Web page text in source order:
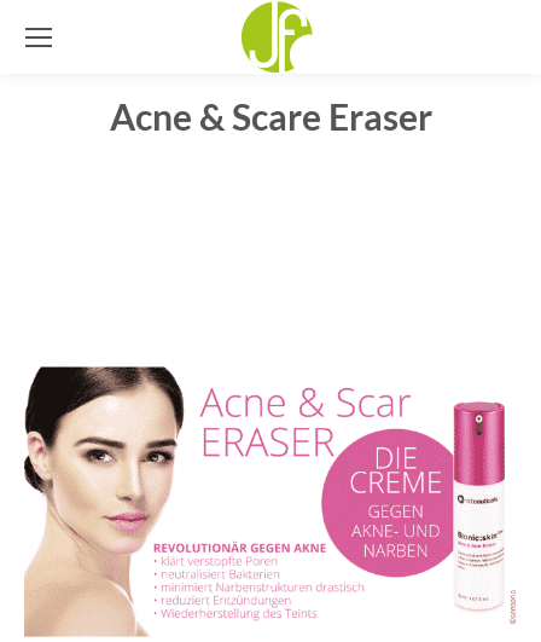
Acne & Scare Eraser
Sie befinden sich hier: